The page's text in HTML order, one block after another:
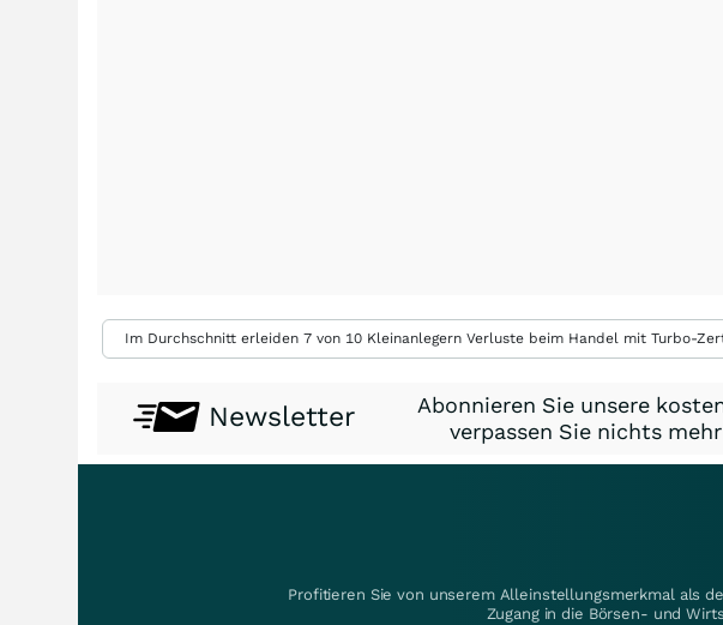
Im Durchschnitt erleiden 7 von 10 Kleinanlegern Verluste beim Handel mit Turbo-
Newsletter
Abonnieren Sie unsere
verpassen Sie nichts
Profitieren Sie von unserem Alleinstellungsmerkmal als
Zugang in die Börsen- und